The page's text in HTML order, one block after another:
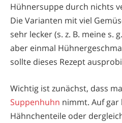
Hühnersuppe durch nichts
Die Varianten mit viel
sehr lecker (s. z. B. meine s.
aber einmal
sollte dieses Rezept
Wichtig ist zunächst, dass
Suppenhuhn nimmt. Auf gar
Hähnchenteile oder